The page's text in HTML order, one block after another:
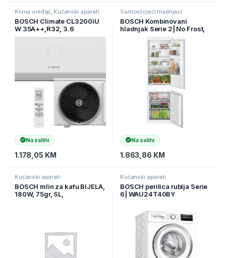
Klima uređaji, Kućanski aparati
BOSCH Climate CL3200iU
W 35A++,R32, 3.6
kW,Hlađenje:-15C,
Na zalihi
1.178,05 KM
Samostojeći hladnjaci
BOSCH Kombinovani
hladnjak Serie 2| No Frost,
E, 260L,H:184L,Z:76L,DE (
KIN86NSE0 )
Na zalihi
1.863,86 KM
Kućanski aparati
BOSCH mlin za kafu BIJELA,
180W, 75gr, SL,
Kućanski aparati
BOSCH perilica rublja Serie
6| WAU24T40BY